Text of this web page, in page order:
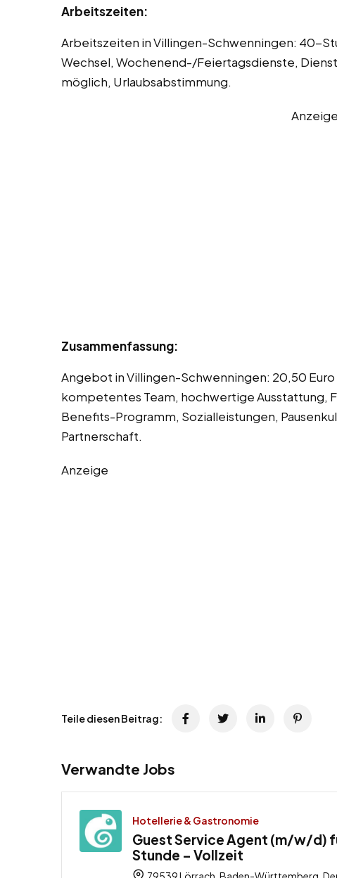
Arbeitszeiten:
Arbeitszeiten in Villingen-Schwenningen: 40-
Wechsel, Wochenend-/Feiertagsdienste,
möglich, Urlaubsabstimmung.
Anzeige
Zusammenfassung:
Angebot in Villingen-Schwenningen: 20,50
kompetentes Team, hochwertige Ausstattung,
Benefits-Programm, Sozialleistungen,
Partnerschaft.
Anzeige
Teile diesen Beitrag:
Verwandte Jobs
Hotellerie & Gastronomie
Guest Service Agent (m/w/d)
Stunde – Vollzeit